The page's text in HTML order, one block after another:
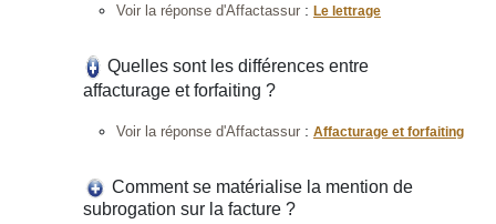
Voir la réponse d'Affactassur : Le lettrage
Quelles sont les différences entre
affacturage et forfaiting ?
Voir la réponse d'Affactassur : Affacturage et forfaiting
Comment se matérialise la mention de
subrogation sur la facture ?